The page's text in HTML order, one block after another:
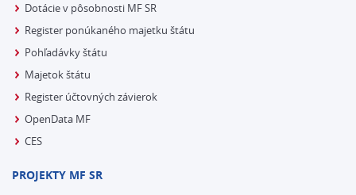
Dotácie v pôsobnosti MF SR
Register ponúkaného majetku štátu
Pohľadávky štátu
Majetok štátu
Register účtovných závierok
OpenData MF
CES
PROJEKTY MF SR